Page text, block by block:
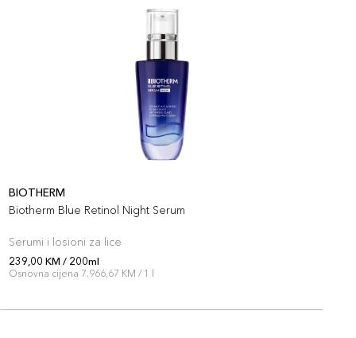
BIOTHERM
Biotherm Blue Retinol Night Serum
Serumi i losioni za lice
239,00 KM / 200ml
Osnovna cijena 7.966,67 KM / 1 l